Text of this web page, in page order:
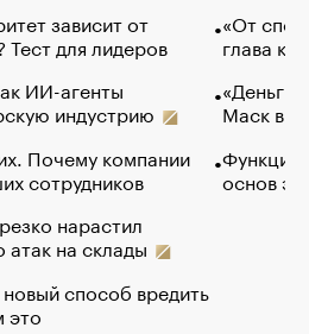
зависит от
Тест для лидеров
ИИ-агенты
индустрию
Почему компании
сотрудников
нарастил
на склады
способ вредить
это
«От
глава
«Деньги
Маск в
Функции
основ